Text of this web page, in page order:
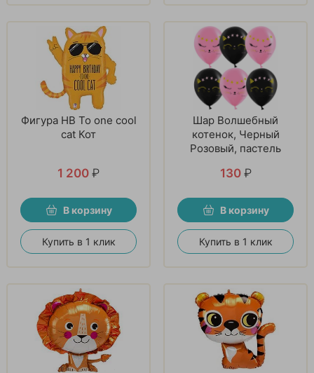
Фигура HB To one cool
cat Кот
1 200 ₽
В корзину
Купить в 1 клик
Шар Волшебный
котенок, Черный
Розовый, пастель
130 ₽
В корзину
Купить в 1 клик